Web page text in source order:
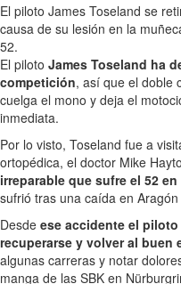
El piloto James Toseland se
causa de su lesión en la
52.
El piloto James Toseland ha
competición, así que el doble
cuelga el mono y deja el
inmediata.
Por lo visto, Toseland fue a
ortopédica, el doctor Mike
irreparable que sufre el 52
sufrió tras una caída en
Desde ese accidente el
recuperarse y volver al buen
algunas carreras y notar
manga de las SBK en